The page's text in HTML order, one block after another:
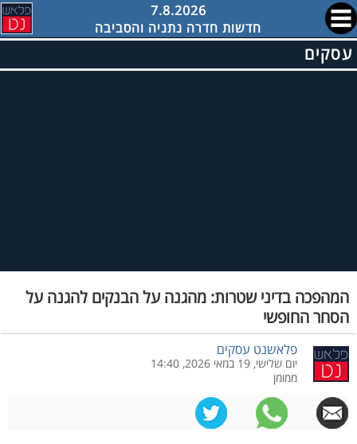
7.8.2026
חדשות חדרה נתניה והסביבה
עסקים
המהפכה בדיני שטרות: מהגנה על הבנקים להגנה על
הסחר החופשי
פלאשנט עסקים
יום שלישי, 19 במאי 2026, 14:40
ממומן